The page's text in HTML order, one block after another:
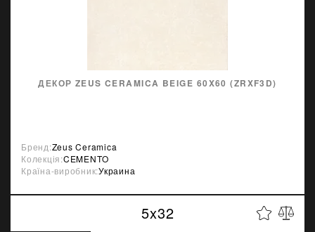
ДЕКОР ZEUS CERAMICA BEIGE 60X60 (ZRXF3D)
Бренд:Zeus Ceramica
Колекція:CEMENTO
Країна-виробник:Украина
5x32